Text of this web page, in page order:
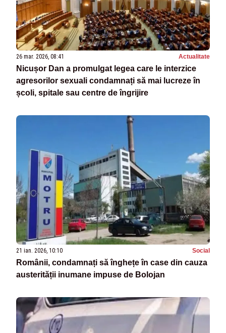
26 mar. 2026, 08:41 Actualitate
Nicușor Dan a promulgat legea care le interzice
agresorilor sexuali condamnați să mai lucreze în
școli, spitale sau centre de îngrijire
21 ian. 2026, 10:10 Social
Românii, condamnați să înghețe în case din cauza
austerității inumane impuse de Bolojan